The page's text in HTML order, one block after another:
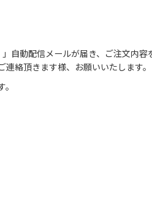
自動配信メールが届き、ご注文内容
連絡頂きます様、お願いいたします。